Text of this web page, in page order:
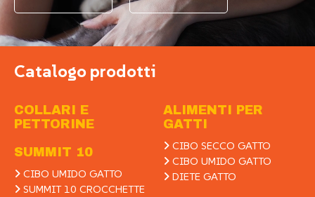
Catalogo prodotti
COLLARI E
PETTORINE
SUMMIT 10
CIBO UMIDO GATTO
SUMMIT 10 CROCCHETTE
ALIMENTI PER
GATTI
CIBO SECCO GATTO
CIBO UMIDO GATTO
DIETE GATTO